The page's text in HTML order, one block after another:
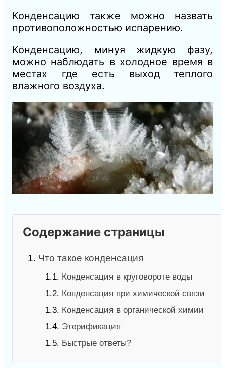
Конденсацию также можно назвать
противоположностью испарению.
Конденсацию, минуя жидкую фазу,
можно наблюдать в холодное время в
местах где есть выход теплого
влажного воздуха.
Содержание страницы
1. Что такое конденсация
1.1. Конденсация в круговороте воды
1.2. Конденсация при химической связи
1.3. Конденсация в органической химии
1.4. Этерификация
1.5. Быстрые ответы?